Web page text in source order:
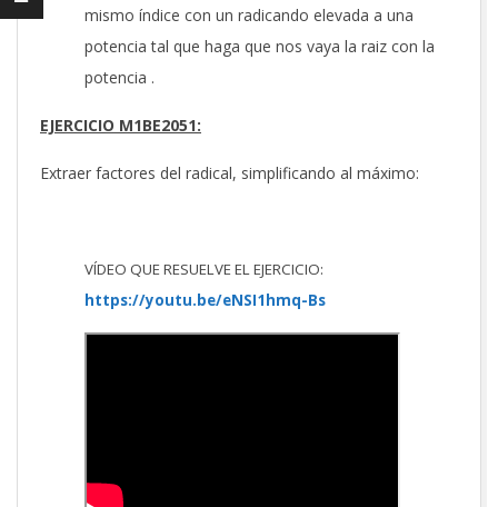
mismo índice con un radicando elevada a una
potencia tal que haga que nos vaya la raiz con la
potencia .
EJERCICIO M1BE2051:
Extraer factores del radical, simplificando al máximo:
VÍDEO QUE RESUELVE EL EJERCICIO:
https://youtu.be/eNSI1hmq-Bs